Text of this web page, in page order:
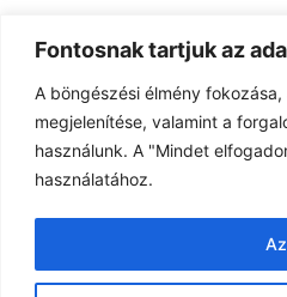
Fontosnak tartjuk az
A böngészési élmény
megjelenítése, valamint a
használunk. A "Mindet
használatához.